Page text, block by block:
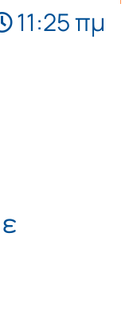
11:25 πμ